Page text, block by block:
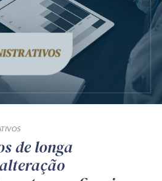
de longa